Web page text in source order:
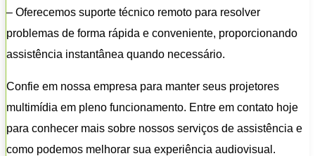
– Oferecemos suporte técnico remoto para resolver
problemas de forma rápida e conveniente, proporcionando
assistência instantânea quando necessário.
Confie em nossa empresa para manter seus projetores
multimídia em pleno funcionamento. Entre em contato hoje
para conhecer mais sobre nossos serviços de assistência e
como podemos melhorar sua experiência audiovisual.